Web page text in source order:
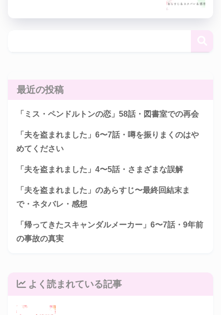
最近の投稿
「ミス・ペンドルトンの恋」58話・図書室での再会
「夫を盗まれました」6〜7話・噂を振りまくのはや
めてください
「夫を盗まれました」4〜5話・さまざまな誤解
「夫を盗まれました」のあらすじ〜最終回結末ま
で・ネタバレ・感想
「帰ってきたスキャンダルメーカー」6〜7話・9年前
の事故の真実
よく読まれている記事